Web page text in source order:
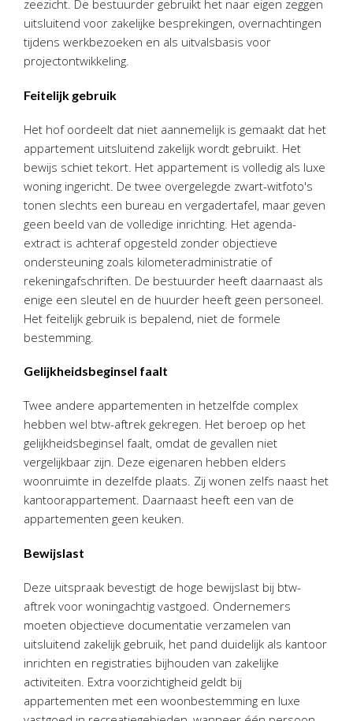
Contact
AvantiOnline
Twinfield – Boekhouden
BaseCone – Facturen
Visionplanner – Rapportage
Klantenportaal – Online dossiers
Online Salaris – Salarissen
Nextens-Accorderen aangiften
zeezicht. De bestuurder gebruikt het naar eigen zeggen
uitsluitend voor zakelijke besprekingen, overnachtingen
tijdens werkbezoeken en als uitvalsbasis voor
projectontwikkeling.
Feitelijk gebruik
Het hof oordeelt dat niet aannemelijk is gemaakt dat het
appartement uitsluitend zakelijk wordt gebruikt. Het
bewijs schiet tekort. Het appartement is volledig als luxe
woning ingericht. De twee overgelegde zwart-witfoto's
tonen slechts een bureau en vergadertafel, maar geven
geen beeld van de volledige inrichting. Het agenda-
extract is achteraf opgesteld zonder objectieve
ondersteuning zoals kilometeradministratie of
rekeningafschriften. De bestuurder heeft daarnaast als
enige een sleutel en de huurder heeft geen personeel.
Het feitelijk gebruik is bepalend, niet de formele
bestemming.
Gelijkheidsbeginsel faalt
Twee andere appartementen in hetzelfde complex
hebben wel btw-aftrek gekregen. Het beroep op het
gelijkheidsbeginsel faalt, omdat de gevallen niet
vergelijkbaar zijn. Deze eigenaren hebben elders
woonruimte in dezelfde plaats. Zij wonen zelfs naast het
kantoorappartement. Daarnaast heeft een van de
appartementen geen keuken.
Bewijslast
Deze uitspraak bevestigt de hoge bewijslast bij btw-
aftrek voor woningachtig vastgoed. Ondernemers
moeten objectieve documentatie verzamelen van
uitsluitend zakelijk gebruik, het pand duidelijk als kantoor
inrichten en registraties bijhouden van zakelijke
activiteiten. Extra voorzichtigheid geldt bij
appartementen met een woonbestemming en luxe